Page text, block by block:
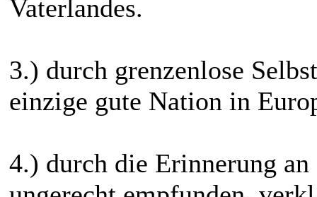
Vaterlandes.
3.) durch grenzenlose
einzige gute Nation in
4.) durch die Erinnerung